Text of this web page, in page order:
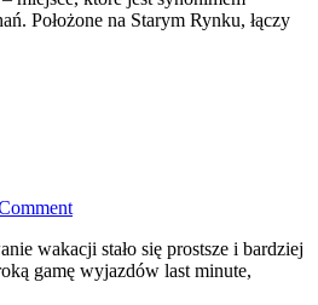
Położone na Starym Rynku, łączy
wakacji stało się prostsze i bardziej
gamę wyjazdów last minute,